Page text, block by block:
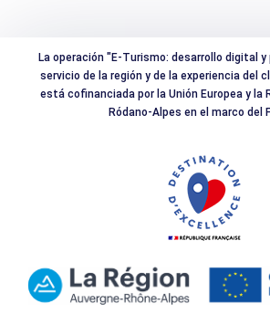
La operación "E-Turismo: desarrollo digital y
servicio de la región y de la experiencia del
está cofinanciada por la Unión Europea y la
Ródano-Alpes en el marco del